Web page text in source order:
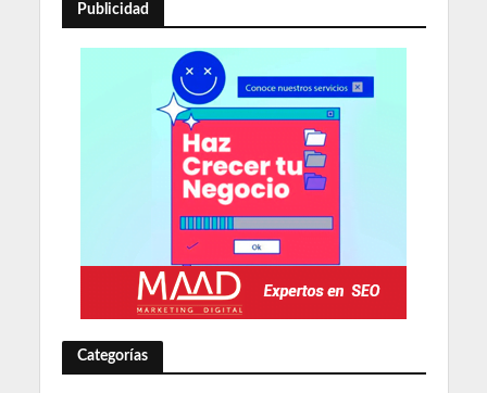
Publicidad
Categorías